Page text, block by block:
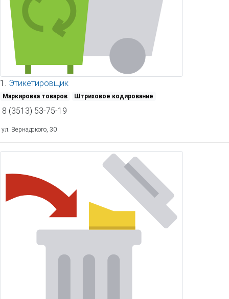
1. Этикетировщик
Маркировка товаров Штриховое кодирование
8 (3513) 53-75-19
ул. Вернадского, 30